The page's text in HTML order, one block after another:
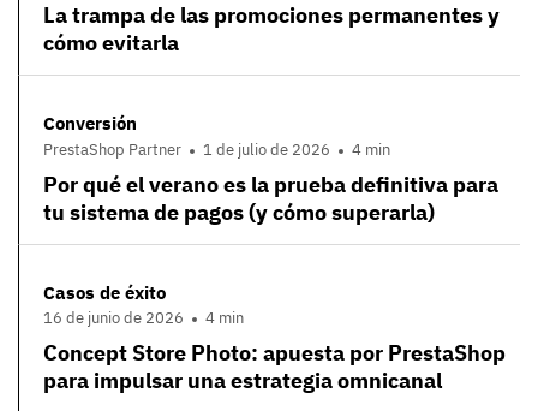
La trampa de las promociones permanentes y
cómo evitarla
Conversión
PrestaShop Partner 1 de julio de 2026 4 min
Por qué el verano es la prueba definitiva para
tu sistema de pagos (y cómo superarla)
Casos de éxito
16 de junio de 2026 4 min
Concept Store Photo: apuesta por PrestaShop
para impulsar una estrategia omnicanal